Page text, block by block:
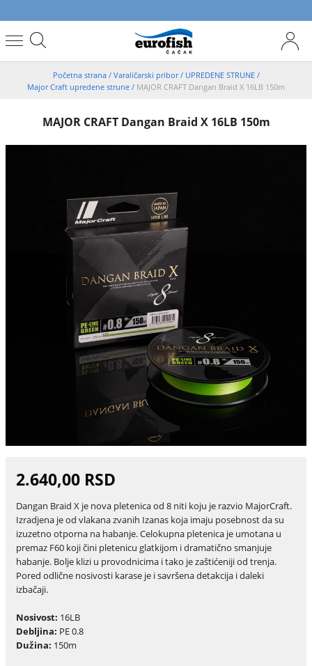
Početna strana / Varaličarski pribor/ UPREDENE STRUNE /
Major Craft upredene strune / MAJOR CRAFT Dangan Braid X 16LB 150m
MAJOR CRAFT Dangan Braid X 16LB 150m
2.640,00 RSD
Dangan Braid X je nova pletenica od 8 niti koju je razvio MajorCraft.
Izradjena je od vlakana zvanih Izanas koja imaju posebnost da su
izuzetno otporna na habanje. Celokupna pletenica je umotana u
premaz F60 koji čini pletenicu glatkijom i dramatično smanjuje
habanje. Bolje klizi u provodnicima i tako je zaštićeniji od trenja.
Pored odlične nosivosti karase je i savršena detakcija i daleki
izbačaji.
Nosivost: 16LB
Debljina: PE 0.8
Dužina: 150m